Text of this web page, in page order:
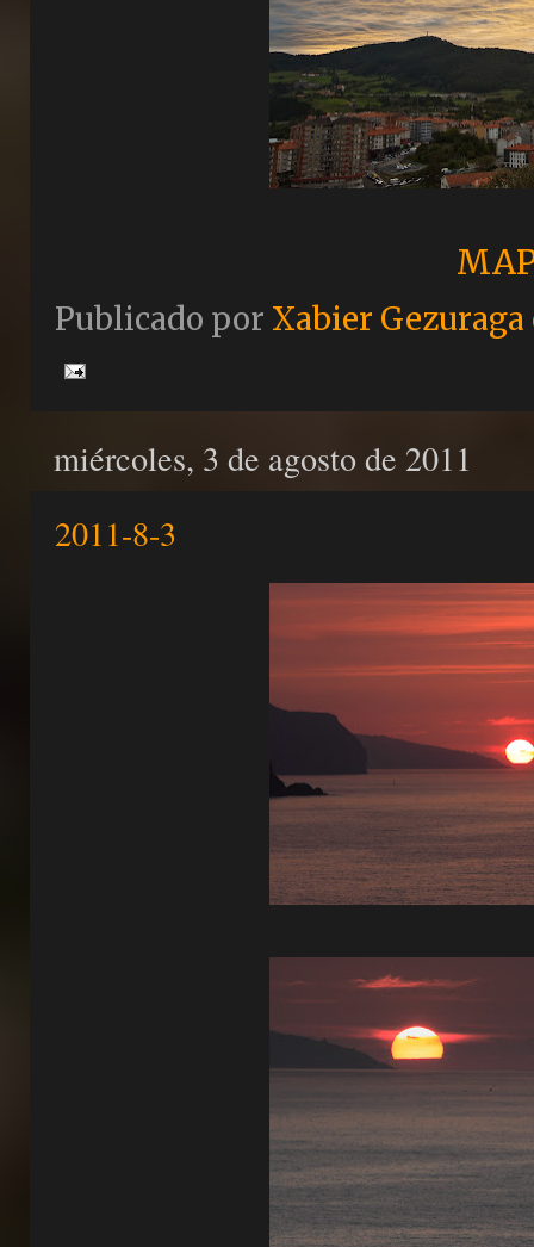
Publicado por Xabier Gezuraga
miércoles, 3 de agosto de 2011
2011-8-3